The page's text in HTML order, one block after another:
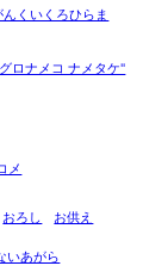
くいくろひらま
ロナメコ ナメタケ"
メ
おろし お供え
いあがら